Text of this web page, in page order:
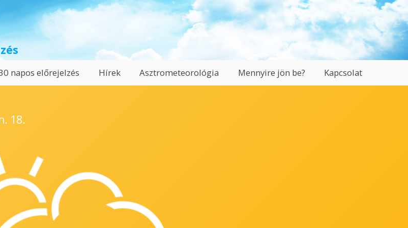
napos előrejelzés Hírek Asztrometeorológia Mennyire jön be? Kapcsolat
18.